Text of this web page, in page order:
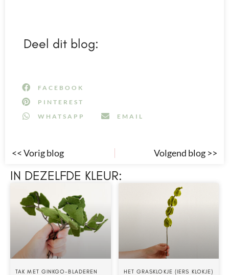
Deel dit blog:
FACEBOOK
PINTEREST
WHATSAPP
EMAIL
<< Vorig blog Volgend blog >>
IN DEZELFDE KLEUR:
TAK MET GINKGO-BLADEREN HET GRASKLOKJE (IERS KLOKJE)